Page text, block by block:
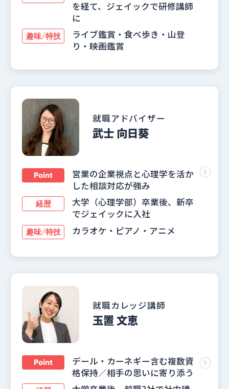
を経て、ジェイックで研修講師
に
趣味/特技
ライブ鑑賞・食べ歩き・山登
り・映画鑑賞
就職アドバイザー
武士 向日葵
Point
営業の企業視点と心理学を活か
した相談対応が強み
経歴
大学（心理学部）卒業後、新卒
でジェイックに入社
趣味/特技 カラオケ・ピアノ・アニメ
就職カレッジ講師
玉置 文恵
Point
デール・カーネギー含む複数資
格保持／相手の思いに寄り添う